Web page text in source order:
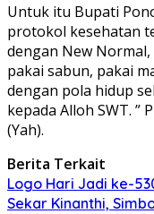
Untuk itu Bupati
protokol kesehatan
dengan New
pakai sabun, pakai
dengan pola hidup
kepada Alloh SWT. ”
(Yah).
Berita Terkait
Logo Hari Jadi ke-
Sekar Kinanthi,